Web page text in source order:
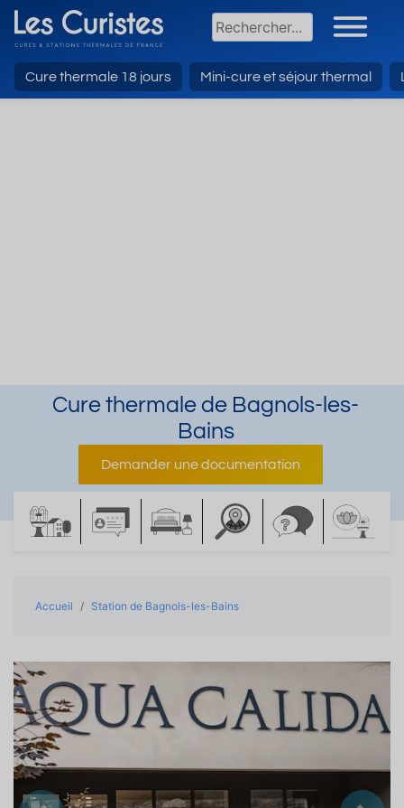
Cure thermale 18 jours Mini-cure et séjour thermal
Cure thermale de Bagnols-les-
Bains
Demander une documentation
Accueil Station de Bagnols-les-Bains